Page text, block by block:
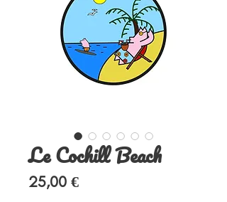
Le Cochill Beach
25,00 €Prix